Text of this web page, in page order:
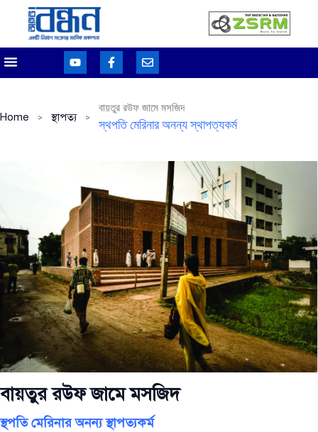
Home স্থাপত্য
বায়তুর রউফ জামে মসজিদ
স্থপতি মেরিনার অনন্য স্থাপত্যকর্ম
বায়তুর রউফ জামে মসজিদ
স্থপতি মেরিনার অনন্য স্থাপত্যকর্ম